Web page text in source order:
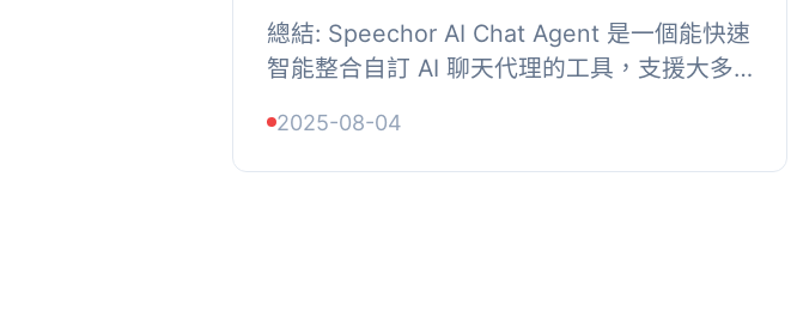
總結: Speechor AI Chat Agent 是一個能快速
智能整合自訂 AI 聊天代理的工具，支援大多
客，提供支援、售賣產品、提...
2025-08-04